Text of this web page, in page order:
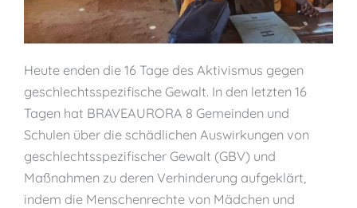
Heute enden die 16 Tage des Aktivismus gegen
geschlechtsspezifische Gewalt. In den letzten 16
Tagen hat BRAVEAURORA 8 Gemeinden und
Schulen über die schädlichen Auswirkungen von
geschlechtsspezifischer Gewalt (GBV) und
Maßnahmen zu deren Verhinderung aufgeklärt,
indem die Menschenrechte von Mädchen und